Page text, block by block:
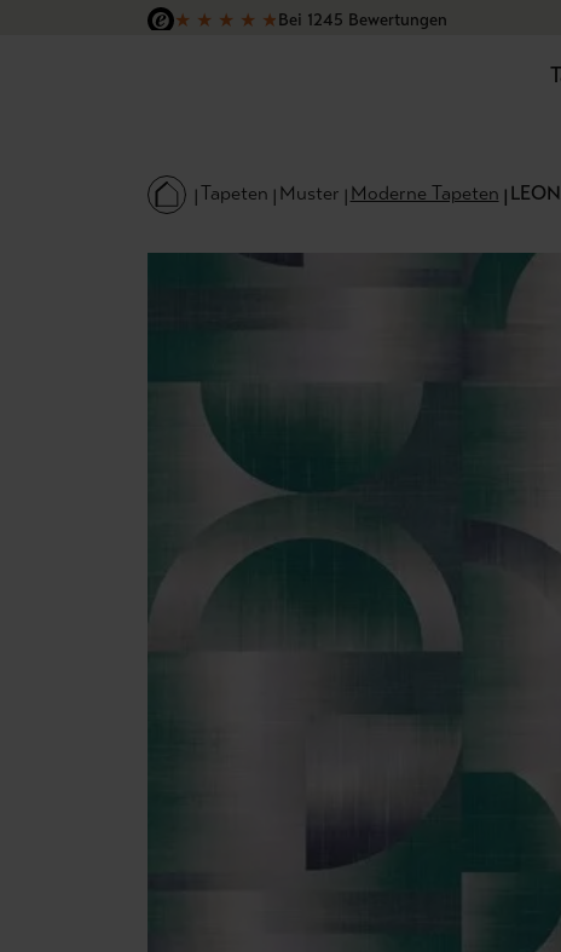
Hauptinhalt springen
Zur Suche springen
Zur Hauptnavigation springen
★ ★ ★ ★ ★Bei 1245 Bewertungen
Tapeten Muster Moderne Tapeten